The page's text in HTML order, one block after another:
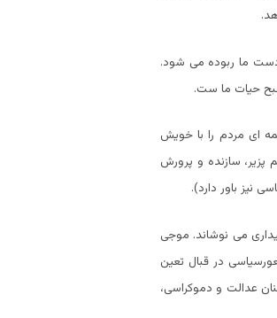
دست ما ربوده می شود.
حیات ما ست.
ای مردم را با خویش
سازنده و پرورش
نیز باور دارد).
می نوشاند. موجی
در قبال تعین
عدالت و دموکراسی،